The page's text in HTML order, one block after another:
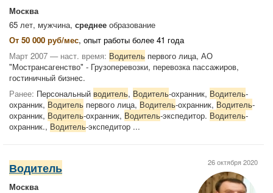
Москва
65 лет, мужчина, среднее образование
От 50 000 руб/мес, опыт работы более 41 года
Март 2007 — наст. время: Водитель первого лица, АО
"Мострансагенство" - Грузоперевозки, перевозка пассажиров,
гостиничный бизнес.
Ранее: Персональный водитель, Водитель-охранник, Водитель-
охранник, Водитель первого лица, Водитель-охранник, Водитель-
охранник, Водитель-охранник, Водитель-экспедитор. Водитель-
охранник., Водитель-экспедитор ...
26 октября 2020
Водитель
Москва